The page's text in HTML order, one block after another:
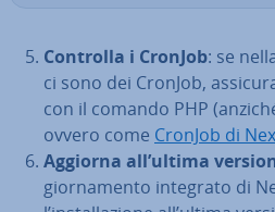
Controlla i CronJob: se
ci sono dei CronJob,
con il comando PHP
ovvero come CronJob di
Aggiorna all’ultima
gior­na­men­to integrato di